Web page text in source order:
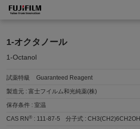
1-オクタノール
1-Octanol
試薬特級
Guaranteed Reagent
製造元 :富士フイルム和光純薬(株)
保存条件 :室温
CAS RN® : 111-87-5 分子式 :CH3(CH2)6CH2OH